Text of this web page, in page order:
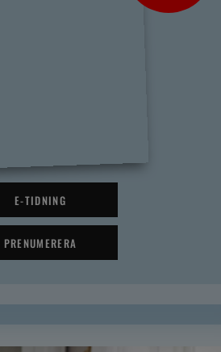
E-TIDNING
PRENUMERERA